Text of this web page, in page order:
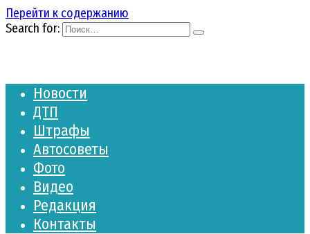
Перейти к содержанию
Search for:
Новости
ДТП
Штрафы
Автосоветы
Фото
Видео
Редакция
Контакты